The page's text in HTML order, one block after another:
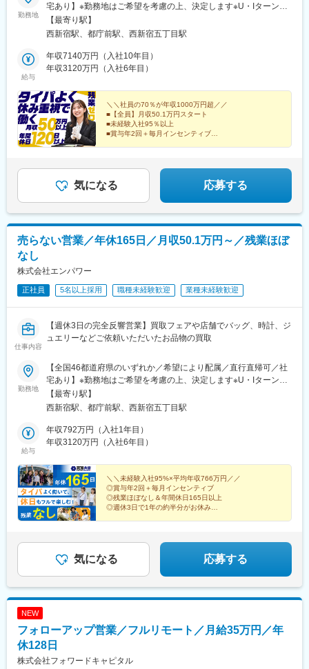
勤務地
宅あり】※勤務地はご希望を考慮の上、決定します※U・Iターン歓
迎（社宅あり） ※マイカー通勤OK（地域により規定あり。詳細
はお問合せください）◆北海道・東北北海道・青森・岩手・秋
栃木・群馬◆中部山梨・新潟・富山・石川・福井・長野・岐阜・
静岡・愛知・三重◆近畿滋賀・京都・大阪・兵庫・和歌山・奈良
知・徳島◆九州福岡・佐賀・長崎・熊本・大分・宮崎・鹿児島※適
性に応じて直営店舗で経験を積んでいただく場合もあり《出張も
旅行気分で♪》出張先では、チームで現地のグルメを味わったり、
観光地を巡ったり。旅気分でリフレッシュしながら働いていま
す！
【最寄り駅】
西新宿駅、都庁前駅、西新宿五丁目駅
給与
年収7140万円（入社10年目）
年収3120万円（入社6年目）
＼＼社員の70％が年収1000万円超／／
■【全員】月収50.1万円スタート
■未経験入社95％以上
■賞与年2回＋毎月インセンティブ
気になる 応募する
売らない営業／年休165日／月収50.1万円～／残業ほぼ
なし
株式会社エンパワー
正社員 5名以上採用 職種未経験歓迎 業種未経験歓迎
仕事内容
【週休3日の完全反響営業】買取フェアや店舗でバッグ、時計、ジ
ュエリーなどご依頼いただいたお品物の買取
勤務地
【全国46都道府県のいずれか／希望により配属／直行直帰可／社
宅あり】※勤務地はご希望を考慮の上、決定します※U・Iターン歓
迎（社宅あり） ※マイカー通勤OK（地域により規定あり。詳細
はお問合せください）◆北海道・東北北海道・青森・岩手・秋
栃木・群馬◆中部山梨・新潟・富山・石川・福井・長野・岐阜・
静岡・愛知・三重◆近畿滋賀・京都・大阪・兵庫・和歌山・奈良
知・徳島◆九州福岡・佐賀・長崎・熊本・大分・宮崎・鹿児島※適
性に応じて直営店舗で経験を積んでいただく場合もあり《出張も
旅行気分で♪》出張先では、チームで現地のグルメを味わったり、
観光地を巡ったり。旅気分でリフレッシュしながら働いていま
す！
【最寄り駅】
西新宿駅、都庁前駅、西新宿五丁目駅
給与
年収792万円（入社1年目）
年収3120万円（入社6年目）
＼＼未経験入社95%×平均年収766万円／／
◎賞与年2回＋毎月インセンティブ
◎残業ほぼなし＆年間休日165日以上
◎週休3日で1年の約半分がお休み
気になる 応募する
NEW
フォローアップ営業／フルリモート／月給35万円／年
休128日
株式会社フォワードキャピタル